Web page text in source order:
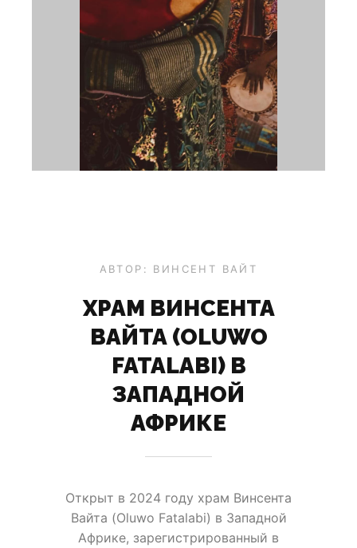
АВТОР: ВИНСЕНТ ВАЙТ
ХРАМ ВИНСЕНТА
ВАЙТА (OLUWO
FATALABI) В
ЗАПАДНОЙ
АФРИКЕ
Открыт в 2024 году храм Винсента
Вайта (Oluwo Fatalabi) в Западной
Африке, зарегистрированный в